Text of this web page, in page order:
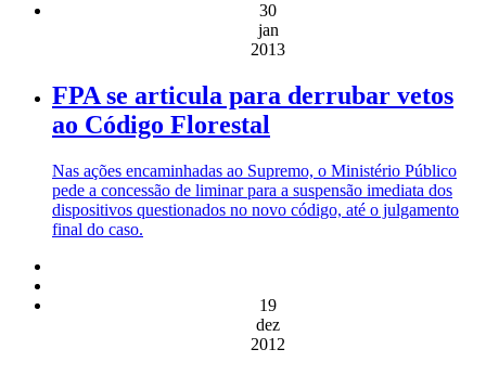
30
jan
2013
FPA se articula para derrubar vetos
ao Código Florestal
Nas ações encaminhadas ao Supremo, o Ministério Público
pede a concessão de liminar para a suspensão imediata dos
dispositivos questionados no novo código, até o julgamento
final do caso.
19
dez
2012